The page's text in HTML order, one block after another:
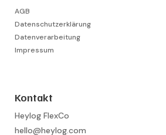
AGB
Datenschutzerklärung
Datenverarbeitung
Impressum
Kontakt
Heylog FlexCo
hello@heylog.com